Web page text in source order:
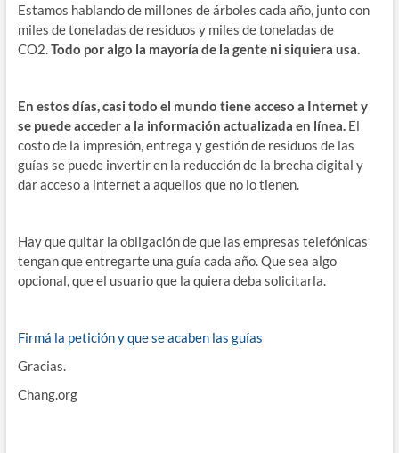
Estamos hablando de millones de árboles cada año, junto con
miles de toneladas de residuos y miles de toneladas de
CO2.Todo por algo la mayoría de la gente ni siquiera usa.
En estos días, casi todo el mundo tiene acceso a Internet y
se puede acceder a la información actualizada en línea.El
costo de la impresión, entrega y gestión de residuos de las
guías se puede invertir en la reducción de la brecha digital y
dar acceso a internet a aquellos que no lo tienen.
Hay que quitar la obligación de que las empresas telefónicas
tengan que entregarte una guía cada año. Que sea algo
opcional, que el usuario que la quiera deba solicitarla.
Firmá la petición y que se acaben las guías
Gracias.
Chang.org